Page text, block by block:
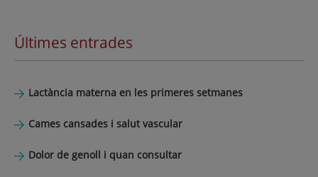
Últimes entrades
Lactància materna en les primeres setmanes
Cames cansades i salut vascular
Dolor de genoll i quan consultar